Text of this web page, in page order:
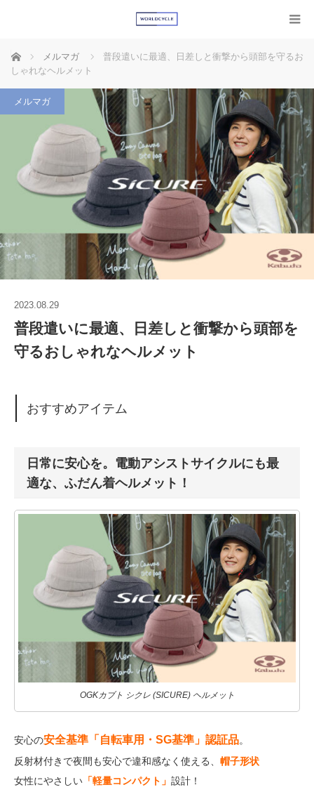
ホーム メルマガ
普段遣いに最適、日差しと衝撃から頭部を守るお
しゃれなヘルメット
メルマガ
2023.08.29
普段遣いに最適、日差しと衝撃から頭部を
守るおしゃれなヘルメット
おすすめアイテム
日常に安心を。電動アシストサイクルにも最
適な、ふだん着ヘルメット！
OGKカブト シクレ (SICURE) ヘルメット
安心の安全基準「自転車用・SG基準」認証品。
反射材付きで夜間も安心で違和感なく使える、 帽子形状
女性にやさしい 「軽量コンパクト」 設計！